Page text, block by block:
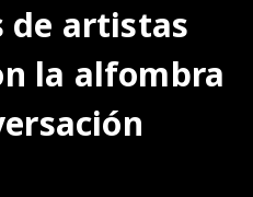
de artistas
la alfombra